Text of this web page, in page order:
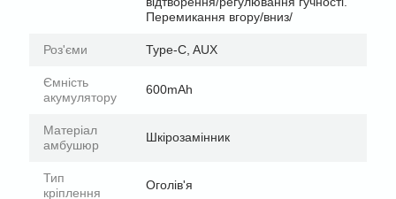
Перемикання вгору/вниз/
Роз'єми Type-C, AUX
Ємність
акумулятору
600mAh
Матеріал
амбушюр
Шкірозамінник
Тип
кріплення
Оголів'я